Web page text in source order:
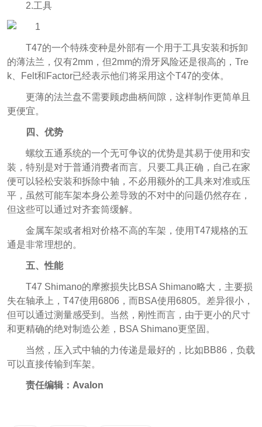
2.工具
T47的一个特殊变种是外部有一个用于工具安装和拆卸
的薄法兰，仅有2mm，但2mm的滑牙风险还是很高的，Tre
k、Felt和Factor已经表示他们将采用这个T47的变体。
更薄的法兰盘不需要顾虑曲柄间隙，这样制作更简单且
更便宜。
四、优势
螺纹五通系统的一个无可争议的优势是其易于使用和安
装，特别是对于普通消费者而言。只要工具正确，自己在家
便可以轻松安装和拆除中轴，不必用额外的工具来对准或压
平，虽然可能车架本身公差导致的不对中的问题仍然存在，
但这些可以通过对齐套筒缓解。
金属车架或者相对价格不高的车架，使用T47规格的五
通是非常理想的。
五、性能
T47 Shimano的摩擦损失比BSA Shimano略大，主要损
失在轴承上，T47使用6806，而BSA使用6805。差异很小，
但可以通过测量感受到。当然，刚性而言，由于更小的尺寸
和更精确的绝对制造公差，BSA Shimano更坚固。
当然，压入式中轴的力传递是最好的，比如BB86，负载
可以直接传输到车架。
责任编辑：Avalon